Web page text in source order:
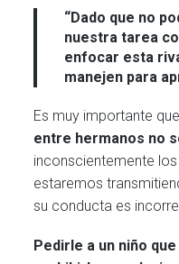
“Dado que no
nuestra tarea
enfocar esta
manejen para
Es muy importante
entre hermanos no
inconscientemente
estaremos
su conducta es
Pedirle a un niño